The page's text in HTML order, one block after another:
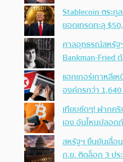
Stablecoin ตระกู
ยอดเทรดทะลุ
ศาลอุทธรณ์สหรัฐ
Bankman-
แฮกเกอร์เกาหลีเ
องค์กรกว่า 1,640
เทียบชัดๆ! ฝากคริ
เอง อันไหนปลอด
สหรัฐฯ ยืนยันเลื่อ
ก.ย. ติดล็อก 3 ปร